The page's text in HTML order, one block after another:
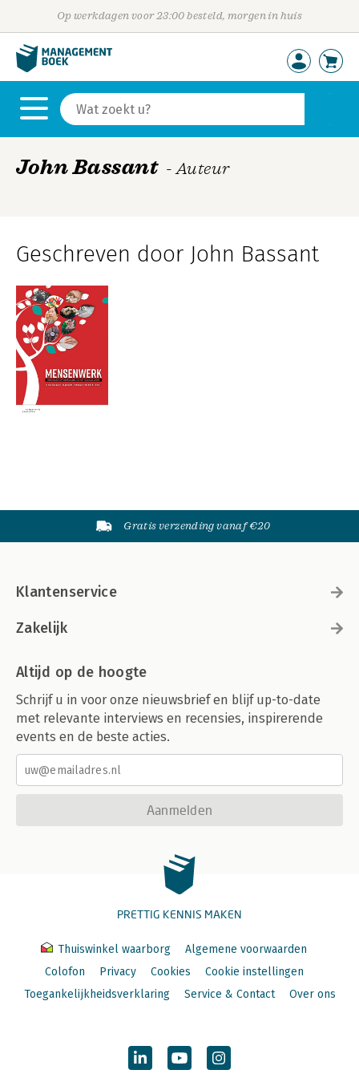
Op werkdagen voor 23:00 besteld, morgen in huis
John Bassant - Auteur
Geschreven door John Bassant
Gratis verzending vanaf €20
Klantenservice
Zakelijk
Altijd op de hoogte
Schrijf u in voor onze nieuwsbrief en blijf up-to-date
met relevante interviews en recensies, inspirerende
events en de beste acties.
Aanmelden
PRETTIG KENNIS MAKEN
Thuiswinkel waarborg
Algemene voorwaarden
Colofon
Privacy Cookies
Cookie instellingen
Toegankelijkheidsverklaring
Service & Contact Over ons